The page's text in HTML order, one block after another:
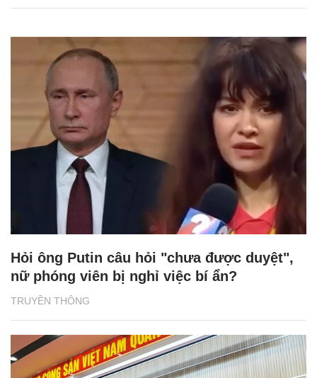
TRUYỀN THÔNG
Hỏi ông Putin câu hỏi "chưa được duyệt",
nữ phóng viên bị nghỉ việc bí ẩn?